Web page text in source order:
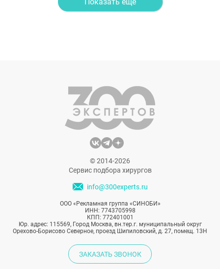
© 2014-2026
Сервис подбора хирургов
info@300experts.ru
ООО «Рекламная группа «СИНОБИ»
ИНН: 7743705998
КПП: 772401001
Юр. адрес: 115569, Город Москва, вн.тер.г. муниципальный округ
Орехово-Борисово Северное, проезд Шипиловский, д. 27, помещ. 13Н
ЗАКАЗАТЬ ЗВОНОК